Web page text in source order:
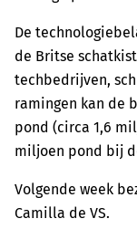
De
de Britse
techbedrijven,
ramingen kan de
pond (circa 1,6
miljoen pond bij
Volgende week
Camilla de VS.